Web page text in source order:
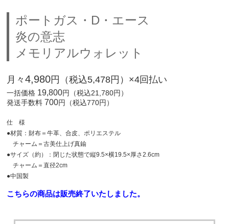
ポートガス・D・エース
炎の意志
メモリアルウォレット
月々4,980円（税込5,478円）×4回払い
一括価格 19,800円（税込21,780円）
発送手数料 700円（税込770円）
仕 様
●材質：財布＝牛革、合皮、ポリエステル
チャーム＝古美仕上げ真鍮
●サイズ（約）：閉じた状態で縦9.5×横19.5×厚さ2.6cm
チャーム＝直径2cm
●中国製
こちらの商品は販売終了いたしました。